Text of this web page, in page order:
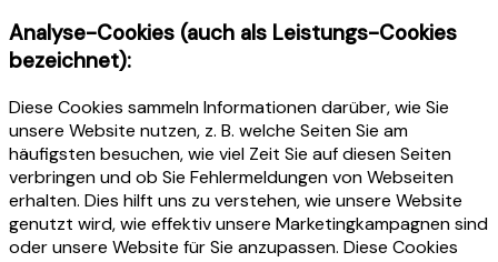
Analyse-Cookies (auch als Leistungs-Cookies
bezeichnet):
Diese Cookies sammeln Informationen darüber, wie Sie
unsere Website nutzen, z. B. welche Seiten Sie am
häufigsten besuchen, wie viel Zeit Sie auf diesen Seiten
verbringen und ob Sie Fehlermeldungen von Webseiten
erhalten. Dies hilft uns zu verstehen, wie unsere Website
genutzt wird, wie effektiv unsere Marketingkampagnen sind
oder unsere Website für Sie anzupassen. Diese Cookies